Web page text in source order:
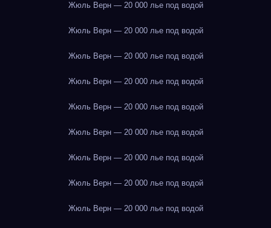
Жюль Верн — 20 000 лье под водой
Жюль Верн — 20 000 лье под водой
Жюль Верн — 20 000 лье под водой
Жюль Верн — 20 000 лье под водой
Жюль Верн — 20 000 лье под водой
Жюль Верн — 20 000 лье под водой
Жюль Верн — 20 000 лье под водой
Жюль Верн — 20 000 лье под водой
Жюль Верн — 20 000 лье под водой